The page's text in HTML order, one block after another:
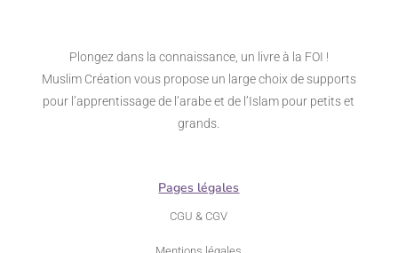
Plongez dans la connaissance, un livre à la FOI !
Muslim Création vous propose un large choix de supports
pour l’apprentissage de l’arabe et de l’Islam pour petits et
grands.
Pages légales
CGU & CGV